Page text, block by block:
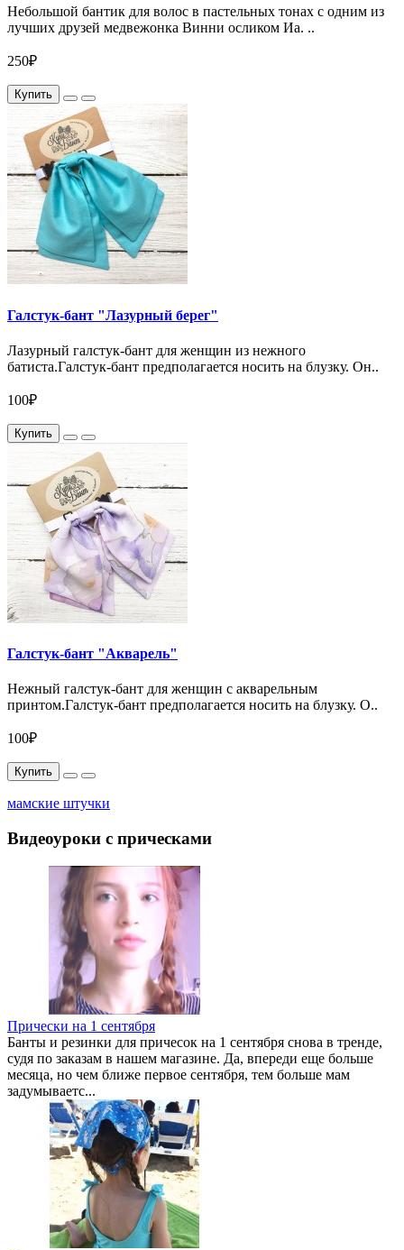
Небольшой бантик для волос в пастельных тонах с одним из
лучших друзей медвежонка Винни осликом Иа. ..
250₽
Купить
Галстук-бант "Лазурный берег"
Лазурный галстук-бант для женщин из нежного
батиста.Галстук-бант предполагается носить на блузку. Он..
100₽
Купить
Галстук-бант "Акварель"
Нежный галстук-бант для женщин с акварельным
принтом.Галстук-бант предполагается носить на блузку. О..
100₽
Купить
мамские штучки
Видеоуроки с прическами
Прически на 1 сентября
Банты и резинки для причесок на 1 сентября снова в тренде,
судя по заказам в нашем магазине. Да, впереди еще больше
месяца, но чем ближе первое сентября, тем больше мам
задумываетс...